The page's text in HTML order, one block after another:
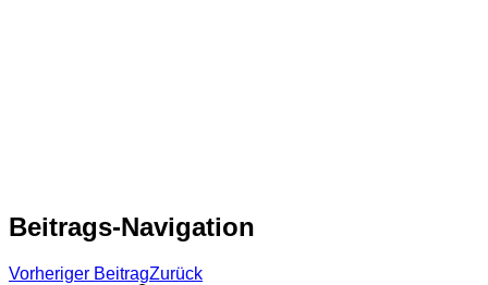
Beitrags-Navigation
Vorheriger BeitragZurück